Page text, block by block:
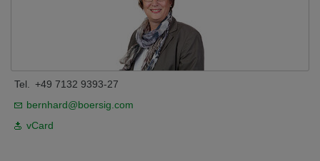
Tel.
+49 7132 9393-27
bernhard@boersig.com
vCard